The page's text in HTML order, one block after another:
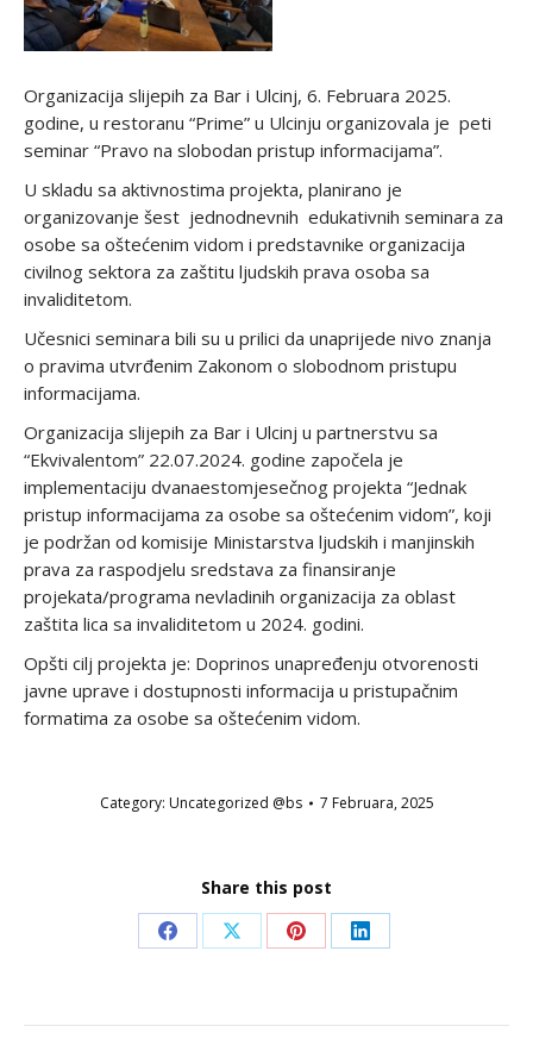
Organizacija slijepih za Bar i Ulcinj, 6. Februara 2025.
godine, u restoranu “Prime” u Ulcinju organizovala je peti
seminar “Pravo na slobodan pristup informacijama”.
U skladu sa aktivnostima projekta, planirano je
organizovanje šest jednodnevnih edukativnih seminara za
osobe sa oštećenim vidom i predstavnike organizacija
civilnog sektora za zaštitu ljudskih prava osoba sa
invaliditetom.
Učesnici seminara bili su u prilici da unaprijede nivo znanja
o pravima utvrđenim Zakonom o slobodnom pristupu
informacijama.
Organizacija slijepih za Bar i Ulcinj u partnerstvu sa
“Ekvivalentom” 22.07.2024. godine započela je
implementaciju dvanaestomjesečnog projekta “Jednak
pristup informacijama za osobe sa oštećenim vidom”, koji
je podržan od komisije Ministarstva ljudskih i manjinskih
prava za raspodjelu sredstava za finansiranje
projekata/programa nevladinih organizacija za oblast
zaštita lica sa invaliditetom u 2024. godini.
Opšti cilj projekta je: Doprinos unapređenju otvorenosti
javne uprave i dostupnosti informacija u pristupačnim
formatima za osobe sa oštećenim vidom.
Category: Uncategorized @bs 7 Februara, 2025
Share this post
Share Share Share Share